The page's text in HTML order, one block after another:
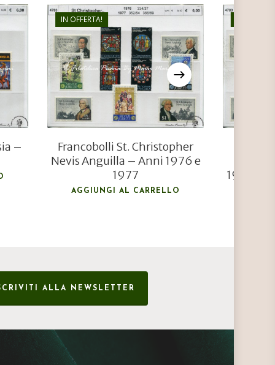
–
IN OFFERTA! €6,00
€4,00
Francobolli St. Christopher
Nevis Anguilla – Anni 1976 e
1977
AGGIUNGI AL CARRELLO
1969,
ALLA NEWSLETTER